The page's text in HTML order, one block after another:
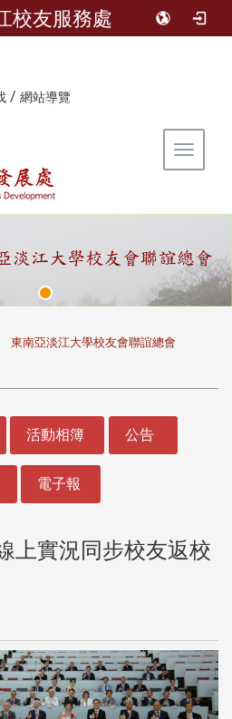
校友服務處
/ 網站導覽
Toggle
東南亞淡江大學校友會聯誼總會
活動相簿 公告
電子報
上實況同步校友返校